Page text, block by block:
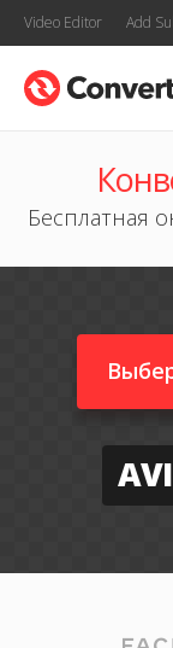
Video Editor Add
Бесплатная